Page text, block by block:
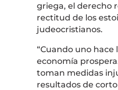
griega, el derecho
rectitud de los
judeocristianos.
“Cuando uno hace
economía
toman medidas
resultados de